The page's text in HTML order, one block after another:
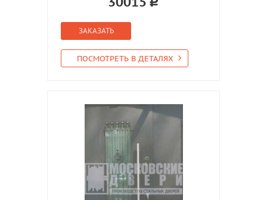
ЗАКАЗАТЬ
ПОСМОТРЕТЬ В ДЕТАЛЯХ